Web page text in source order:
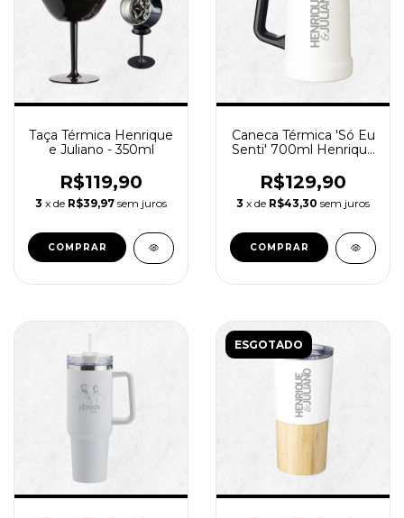
Taça Térmica Henrique
e Juliano - 350ml
R$119,90
3 x de R$39,97 sem juros
COMPRAR
Caneca Térmica 'Só Eu
Senti' 700ml Henrique
R$129,90
3 x de R$43,30 sem juros
ESGOTADO